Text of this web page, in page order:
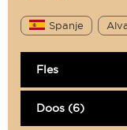
Spanje
Fles
Doos (6)